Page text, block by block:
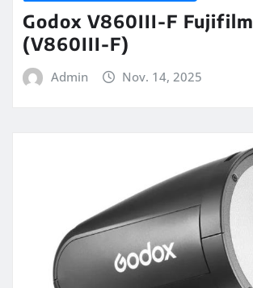
Godox V860III-F Fujifilm
(V860III-F)
Admin Nov. 14, 2025